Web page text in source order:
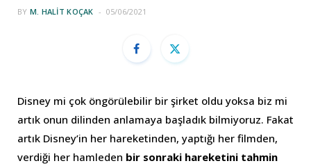
BY M. HALIT KOÇAK 05/06/2021
Disney mi çok öngörülebilir bir şirket oldu yoksa biz mi
artık onun dilinden anlamaya başladık bilmiyoruz. Fakat
artık Disney’in her hareketinden, yaptığı her filmden,
verdiği her hamleden bir sonraki hareketini tahmin